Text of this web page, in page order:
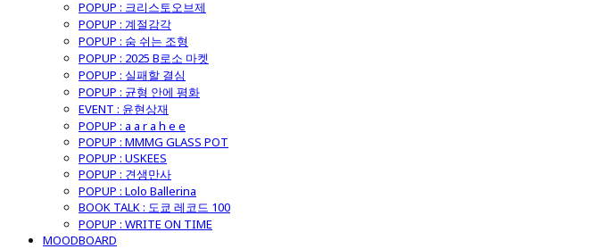
POPUP : 크리스토오브제
POPUP : 계절감각
POPUP : 숨 쉬는 조형
POPUP : 2025 B로소 마켓
POPUP : 실패할 결심
POPUP : 균형 안에 평화
EVENT : 윤현상재
POPUP : a a r a h e e
POPUP : MMMG GLASS POT
POPUP : USKEES
POPUP : 견생만사
POPUP : Lolo Ballerina
BOOK TALK : 도쿄 레코드 100
POPUP : WRITE ON TIME
MOODBOARD